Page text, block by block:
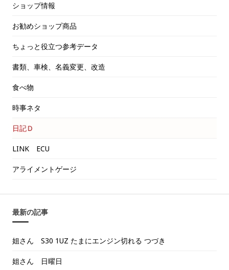
ショップ情報
お勧めショップ商品
ちょっと役立つ参考データ
書類、車検、名義変更、改造
食べ物
時事ネタ
日記Ｄ
LINK ECU
アライメントゲージ
最新の記事
姐さん S30 1UZ たまにエンジン切れる つづき
姐さん 日曜日